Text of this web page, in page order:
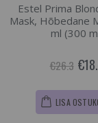
Estel Prima
Mask, Hõbedane
ml (300
€26.3
LISA